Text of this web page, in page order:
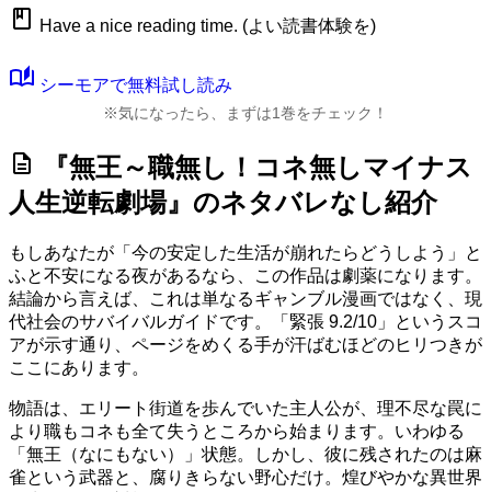
book Have a nice reading time. (よい読書体験を)
auto_stories シーモアで無料試し読み
※気になったら、まずは1巻をチェック！
description
『無王～職無し！コネ無しマイナス
人生逆転劇場』のネタバレなし紹介
もしあなたが「今の安定した生活が崩れたらどうしよう」と
ふと不安になる夜があるなら、この作品は劇薬になります。
結論から言えば、これは単なるギャンブル漫画ではなく、現
代社会のサバイバルガイドです。
「緊張 9.2/10」
というスコ
アが示す通り、ページをめくる手が汗ばむほどのヒリつきが
ここにあります。
物語は、エリート街道を歩んでいた主人公が、理不尽な罠に
より職もコネも全て失うところから始まります。いわゆる
「無王（なにもない）」状態。しかし、彼に残されたのは麻
雀という武器と、腐りきらない野心だけ。煌びやかな異世界